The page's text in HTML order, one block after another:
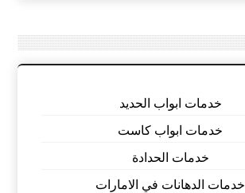
خدمات ابواب الحديد
خدمات ابواب كاست
خدمات الحدادة
خدمات الدهانات في الامارات